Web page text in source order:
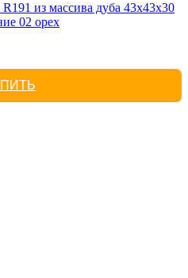
из массива дуба 43х43х30
02 орех